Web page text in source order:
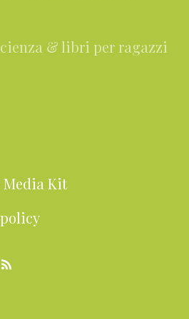
& libri per ragazzi
Kit